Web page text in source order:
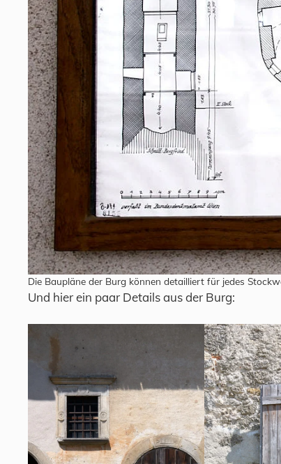
Die Baupläne der Burg können detailliert für jedes
Und hier ein paar Details aus der Burg: